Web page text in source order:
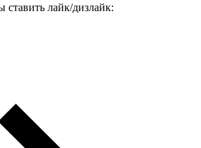
ставить лайк/дизлайк: